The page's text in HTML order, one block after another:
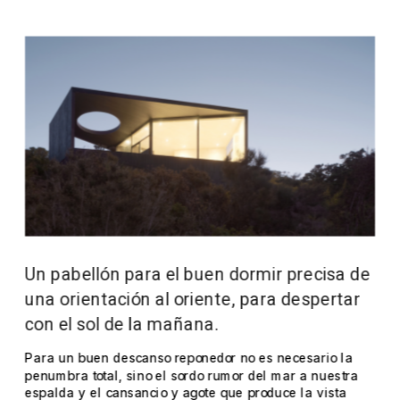
Un pabellón para el buen dormir precisa de
una orientación al oriente, para despertar
con el sol de la mañana.
Para un buen descanso reponedor no es necesario la
penumbra total, sino el sordo rumor del mar a nuestra
espalda y el cansancio y agote que produce la vista